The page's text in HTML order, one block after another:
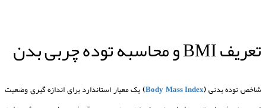
تعریف BMI و محاسبه توده چربی بدن
شاخص توده بدنی(
Body Mass Index
)یک معیار استاندارد برای اندازه گیری وضعیت